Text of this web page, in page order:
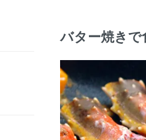
バター焼きで